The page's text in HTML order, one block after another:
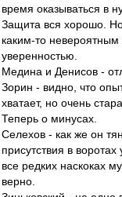
время оказываться в
Защита вся хорошо.
каким-то невероятным
уверенностью.
Медина и Денисов -
Зорин - видно, что
хватает, но очень
Теперь о минусах.
Селехов - как же он
присутствия в
все редких наскоках
верно.